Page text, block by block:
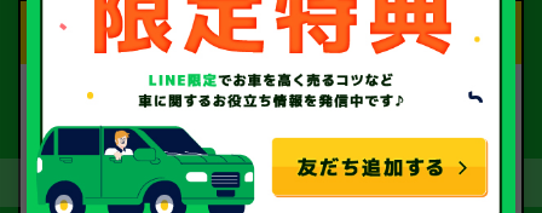
Step.3
契約
Step.4
お引取り